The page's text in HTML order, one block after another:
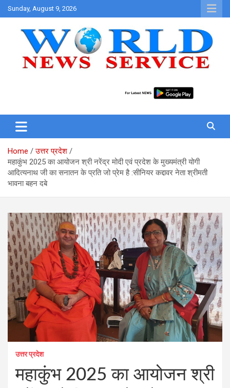
Skip
to
Sunday, August 9, 2026
Home
उत्तर प्रदेश
महाकुंभ 2025 का आयोजन श्री नरेंद्र मोदी एवं प्रदेश के मुख्यमंत्री योगी
आदित्यनाथ जी का सनातन के प्रति जो प्रेम है :सीनियर कद्दावर नेता श्रीमती
भावना बहन दबे
उत्तर प्रदेश
महाकुंभ 2025 का आयोजन श्री